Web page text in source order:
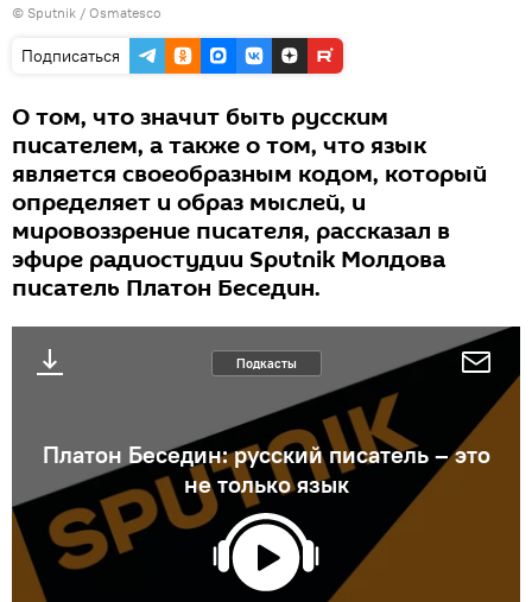
© Sputnik / Osmatesco
Подписаться
О том, что значит быть русским
писателем, а также о том, что язык
является своеобразным кодом, который
определяет и образ мыслей, и
мировоззрение писателя, рассказал в
эфире радиостудии Sputnik Молдова
писатель Платон Беседин.
Подкасты
Платон Беседин: русский писатель – это
не только язык